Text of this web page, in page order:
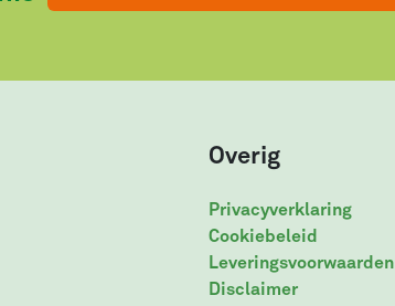
Overig
Privacyverklaring
Cookiebeleid
Leveringsvoorwaarden
Disclaimer